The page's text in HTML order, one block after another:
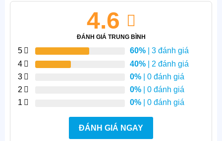
4.6
ĐÁNH GIÁ TRUNG BÌNH
5 60% | 3 đánh giá
4
40% | 2 đánh giá
3
0% | 0 đánh giá
2
0% | 0 đánh giá
1
0% | 0 đánh giá
ĐÁNH GIÁ NGAY